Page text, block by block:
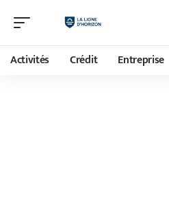
Activités Crédit Entreprise